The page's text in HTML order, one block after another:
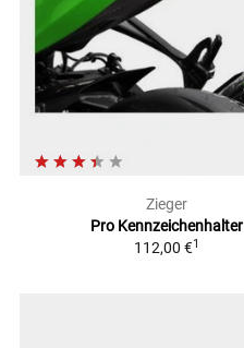
Zieger
Pro Kennzeichenhalter
112,00 €1